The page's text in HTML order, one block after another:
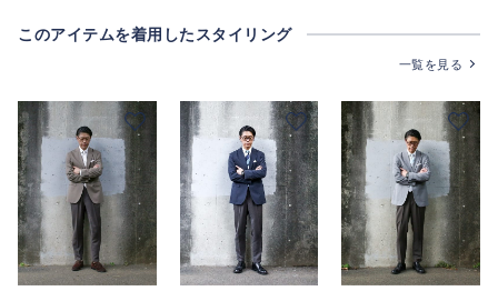
このアイテムを着用したスタイリング
一覧を見る